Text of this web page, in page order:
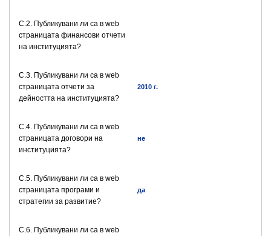
C.2. Публикувани ли са в web
страницата финансови отчети
на институцията?
C.3. Публикувани ли са в web
страницата отчети за
дейността на институцията?
2010 г.
C.4. Публикувани ли са в web
страницата договори на
институцията?
не
C.5. Публикувани ли са в web
страницата програми и
стратегии за развитие?
да
C.6. Публикувани ли са в web